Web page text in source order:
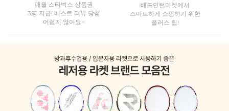
매월 스타벅스 상품권
3명 지급! 베스트 리뷰 당첨
어렵지 않아요~
배드민턴마켓에서
스마트하게 쇼핑하기 위한
플러스 팁!